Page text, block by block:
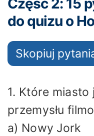
do quizu o
Skopiuj
1. Które
przemysłu
a) Nowy Jork